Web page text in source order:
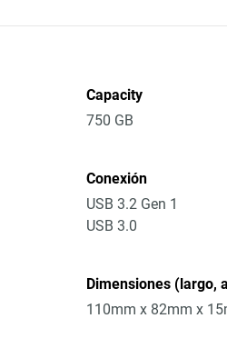
Capacity
750 GB
Conexión
USB 3.2 Gen 1
USB 3.0
Dimensiones (largo,
110mm x 82mm x